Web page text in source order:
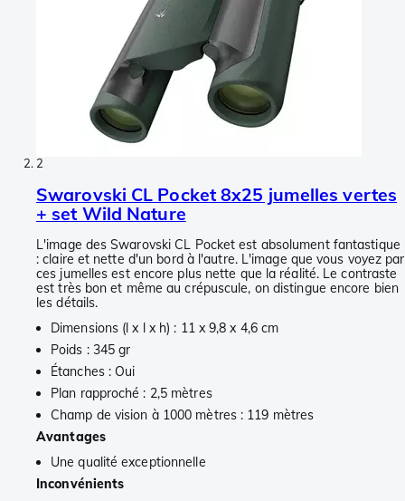
2
Swarovski CL Pocket 8x25 jumelles vertes
+ set Wild Nature
L'image des Swarovski CL Pocket est absolument fantastique
: claire et nette d'un bord à l'autre. L'image que vous voyez par
ces jumelles est encore plus nette que la réalité. Le contraste
est très bon et même au crépuscule, on distingue encore bien
les détails.
Dimensions (l x l x h) : 11 x 9,8 x 4,6 cm
Poids : 345 gr
Étanches : Oui
Plan rapproché : 2,5 mètres
Champ de vision à 1000 mètres : 119 mètres
Avantages
Une qualité exceptionnelle
Inconvénients